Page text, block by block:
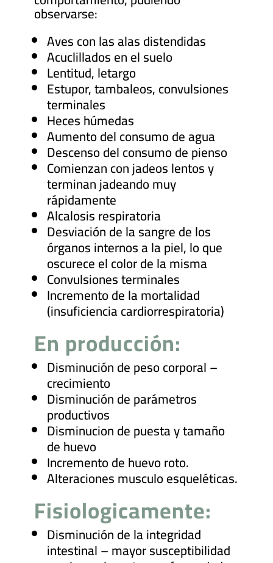
observarse:
Aves con las alas distendidas
Acuclillados en el suelo
Lentitud, letargo
Estupor, tambaleos, convulsiones
terminales
Heces húmedas
Aumento del consumo de agua
Descenso del consumo de pienso
Comienzan con jadeos lentos y
terminan jadeando muy
rápidamente
Alcalosis respiratoria
Desviación de la sangre de los
órganos internos a la piel, lo que
oscurece el color de la misma
Convulsiones terminales
Incremento de la mortalidad
(insuficiencia cardiorrespiratoria)
En producción:
Disminución de peso corporal –
crecimiento
Disminución de parámetros
productivos
Disminucion de puesta y tamaño
de huevo
Incremento de huevo roto.
Alteraciones musculo esqueléticas.
Fisiologicamente:
Disminución de la integridad
intestinal – mayor susceptibilidad